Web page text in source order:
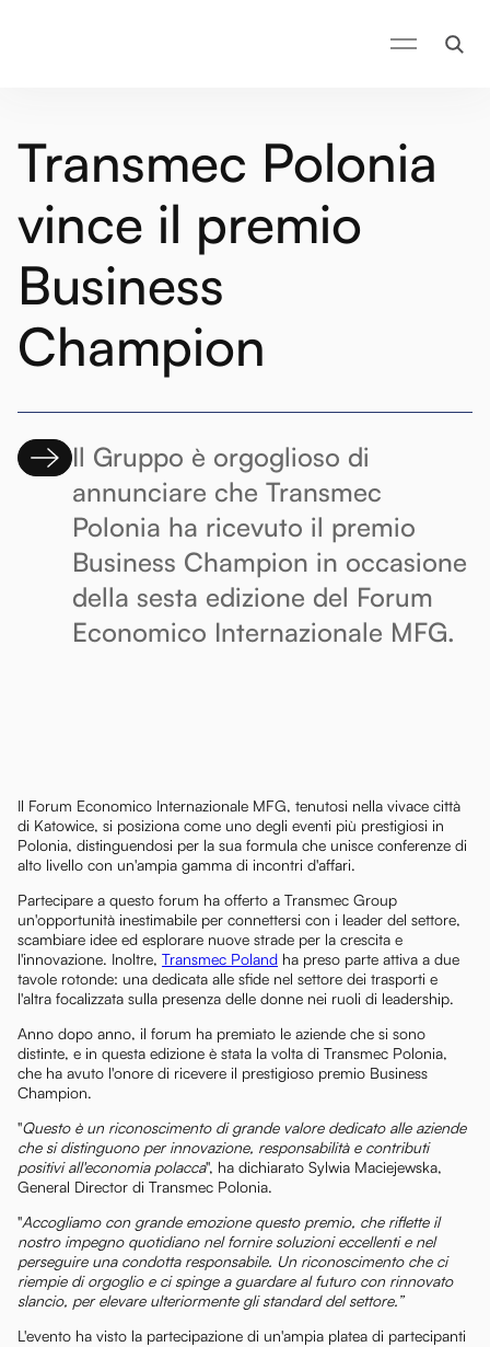
Transmec Polonia
vince il premio
Business
Champion
Il Gruppo è orgoglioso di
annunciare che Transmec
Polonia ha ricevuto il premio
Business Champion in occasione
della sesta edizione del Forum
Economico Internazionale MFG.
Il Forum Economico Internazionale MFG, tenutosi nella vivace città
di Katowice, si posiziona come uno degli eventi più prestigiosi in
Polonia, distinguendosi per la sua formula che unisce conferenze di
alto livello con un'ampia gamma di incontri d'affari.
Partecipare a questo forum ha offerto a Transmec Group
un'opportunità inestimabile per connettersi con i leader del settore,
scambiare idee ed esplorare nuove strade per la crescita e
l'innovazione. Inoltre, Transmec Poland ha preso parte attiva a due
tavole rotonde: una dedicata alle sfide nel settore dei trasporti e
l'altra focalizzata sulla presenza delle donne nei ruoli di leadership.
Anno dopo anno, il forum ha premiato le aziende che si sono
distinte, e in questa edizione è stata la volta di Transmec Polonia,
che ha avuto l'onore di ricevere il prestigioso premio Business
Champion.
"Questo è un riconoscimento di grande valore dedicato alle aziende
che si distinguono per innovazione, responsabilità e contributi
positivi all'economia polacca", ha dichiarato Sylwia Maciejewska,
General Director di Transmec Polonia.
"Accogliamo con grande emozione questo premio, che riflette il
nostro impegno quotidiano nel fornire soluzioni eccellenti e nel
perseguire una condotta responsabile. Un riconoscimento che ci
riempie di orgoglio e ci spinge a guardare al futuro con rinnovato
slancio, per elevare ulteriormente gli standard del settore.”
L'evento ha visto la partecipazione di un'ampia platea di partecipanti